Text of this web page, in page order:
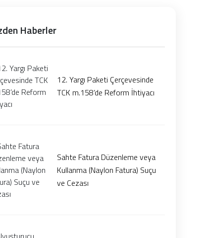
Haberler
12. Yargı Paketi Çerçevesinde
TCK m.158’de Reform İhtiyacı
Sahte Fatura Düzenleme veya
Kullanma (Naylon Fatura) Suçu
ve Cezası